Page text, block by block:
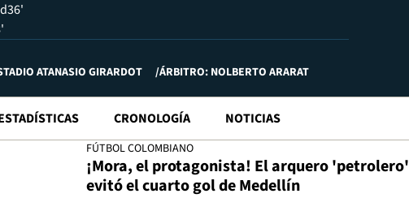
36'
ATANASIO GIRARDOT ÁRBITRO: NOLBERTO ARARAT
CRONOLOGÍA NOTICIAS
FÚTBOL COLOMBIANO
¡Mora, el protagonista! El arquero 'petrolero'
evitó el cuarto gol de Medellín